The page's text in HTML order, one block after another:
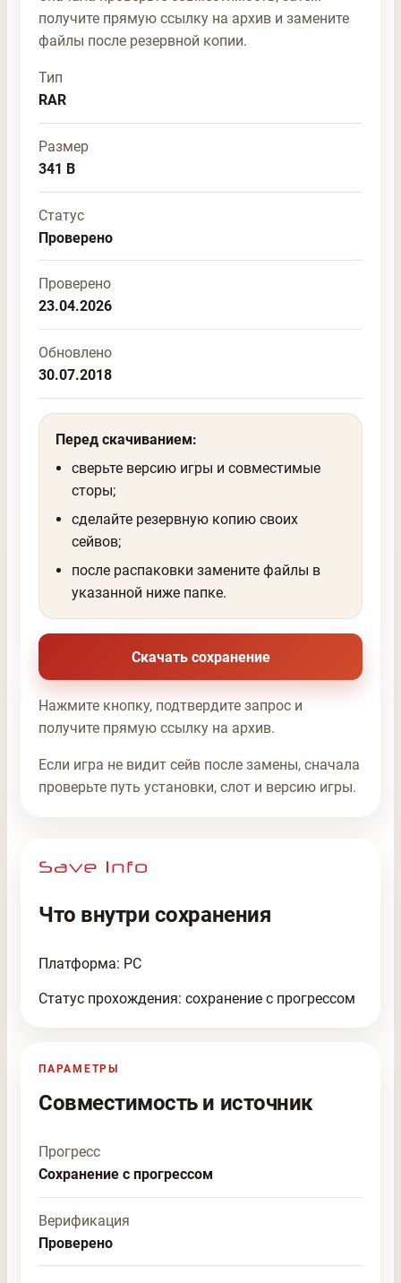
получите прямую ссылку на архив и замените
файлы после резервной копии.
Тип
RAR
Размер
341 B
Статус
Проверено
Проверено
23.04.2026
Обновлено
30.07.2018
Перед скачиванием:
сверьте версию игры и совместимые
сторы;
сделайте резервную копию своих
сейвов;
после распаковки замените файлы в
указанной ниже папке.
Скачать сохранение
Нажмите кнопку, подтвердите запрос и
получите прямую ссылку на архив.
Если игра не видит сейв после замены, сначала
проверьте путь установки, слот и версию игры.
Что внутри сохранения
Платформа: PC
Статус прохождения: сохранение с прогрессом
ПАРАМЕТРЫ
Совместимость и источник
Прогресс
Сохранение с прогрессом
Верификация
Проверено